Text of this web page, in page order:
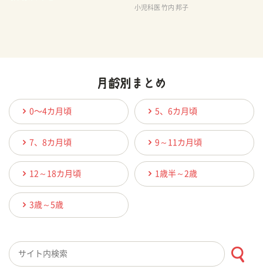
小児科医 竹内 邦子
0〜4カ月頃 5、6カ月頃
7、8カ月頃 9～11カ月頃
12～18カ月頃 1歳半～2歳
3歳～5歳
検索キーワード入力